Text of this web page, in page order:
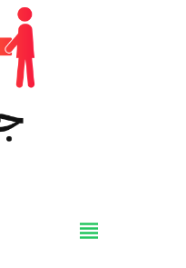
view_headline